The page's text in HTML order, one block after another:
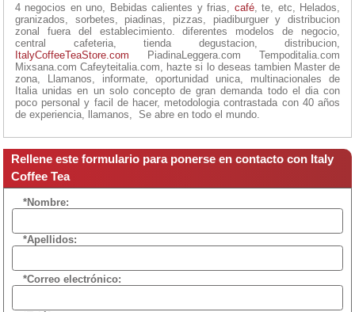
4 negocios en uno, Bebidas calientes y frias, café, te, etc, Helados,
granizados, sorbetes, piadinas, pizzas, piadiburguer y distribucion
zonal fuera del establecimiento. diferentes modelos de negocio,
central cafeteria, tienda degustacion, distribucion,
ItalyCoffeeTeaStore.com PiadinaLeggera.com Tempoditalia.com
Mixsana.com Cafeyteitalia.com, hazte si lo deseas tambien Master de
zona, Llamanos, informate, oportunidad unica, multinacionales de
Italia unidas en un solo concepto de gran demanda todo el dia con
poco personal y facil de hacer, metodologia contrastada con 40 años
de experiencia, llamanos, Se abre en todo el mundo.
Rellene este formulario para ponerse en contacto con Italy
Coffee Tea
*Nombre:
*Apellidos:
*Correo electrónico: